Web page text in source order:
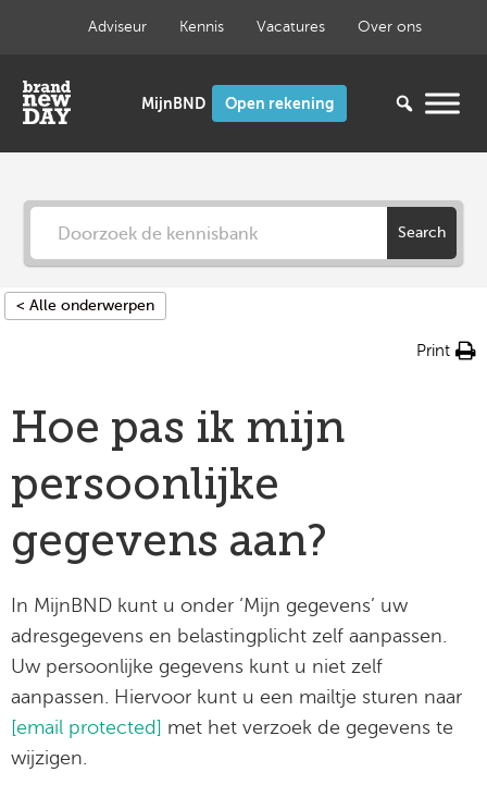
inhoud
Adviseur Kennis Vacatures Over ons
Open rekening
Search
< Alle onderwerpen
Print
Hoe pas ik mijn
persoonlijke
gegevens aan?
In MijnBND kunt u onder ‘Mijn gegevens’ uw
adresgegevens en belastingplicht zelf aanpassen.
Uw persoonlijke gegevens kunt u niet zelf
aanpassen. Hiervoor kunt u een mailtje sturen naar
[email protected] met het verzoek de gegevens te
wijzigen.